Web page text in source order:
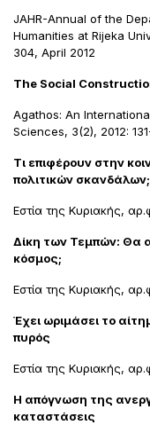
JAHR-Annual of the
Humanities at Rijeka
304, April 2012
The Social
Agathos: An
Sciences, 3(2), 2012:
Τι επιφέρουν στην
πολιτικών σκανδάλων;
Εστία της Κυριακής,
Δίκη των Τεμπών: Θα
κόσμος;
Εστία της Κυριακής,
Έχει ωριμάσει το
πυρός
Εστία της Κυριακής,
Η απόγνωση της
καταστάσεις